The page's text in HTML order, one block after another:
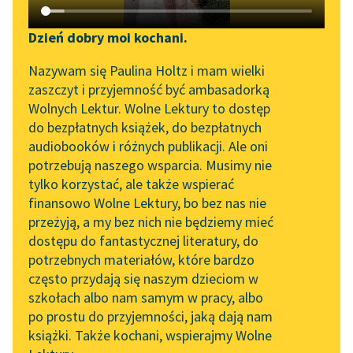
Katalog DAISY
Podkasty o książkach
Zgłoś brak utworu
Aktualności
Spotkanie z Katarzyną
Tunkiel w Oslo
Wolne Lektury na 32.
Pol’and’Rock Festivalu
„Kochanek Lady
Chatterley” do słuchania
na Wolnych Lekturach
Nowy audiobook –
„Marzenie o Oriencie”
Sophie Elkan
Kolekcja Nadwyraz.com x
Narzędzia
Mapa Wolnych Lektur
Leśmianator
Przewodnik dla piszących i
czytających
API
OAI-PMH
Widget Wolnych Lektur
Przypisy
Dzień dobry moi kochani.
Nazywam się Paulina Holtz i mam wielki
zaszczyt i przyjemność być ambasadorką
Wolnych Lektur. Wolne Lektury to dostęp
do bezpłatnych książek, do bezpłatnych
audiobooków i różnych publikacji. Ale oni
potrzebują naszego wsparcia. Musimy nie
tylko korzystać, ale także wspierać
finansowo Wolne Lektury, bo bez nas nie
przeżyją, a my bez nich nie będziemy mieć
dostępu do fantastycznej literatury, do
potrzebnych materiałów, które bardzo
często przydają się naszym dzieciom w
szkołach albo nam samym w pracy, albo
po prostu do przyjemności, jaką dają nam
książki. Także kochani, wspierajmy Wolne
pobierz książkę
Nimfa spotyka Apolla, a ten oczarowany jej urodą rzuca
się na nią ogarnięty miłosnym szałem. Na nic — nimfa
zamienia się w krzak wawrzynu. Mit o Dafne w kolejnej
interpretacji.
Choć Świętochowski zaliczany jest zazwyczaj w szeregi